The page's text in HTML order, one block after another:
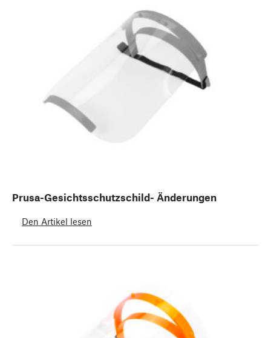
Prusa-Gesichtsschutzschild- Änderungen
Den Artikel lesen